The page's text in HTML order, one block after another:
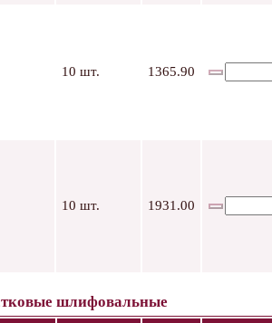
10 шт. 1365.90
10 шт. 1931.00
шлифовальные